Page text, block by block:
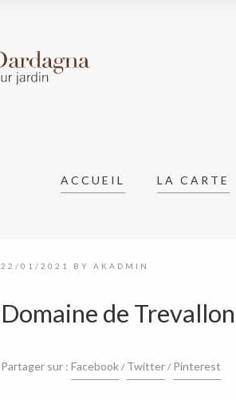
ACCUEIL LA CARTE
22/01/2021 BY AKADMIN
Domaine de
Partager sur : Facebook Twitter Pinterest